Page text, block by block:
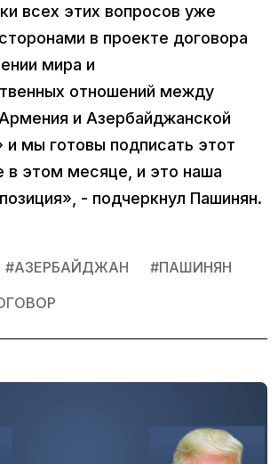
всех этих вопросов уже
в проекте договора
мира и
отношений между
и Азербайджанской
и мы готовы подписать этот
в этом месяце, и это наша
- подчеркнул Пашинян.
#АЗЕРБАЙДЖАН #ПАШИНЯН